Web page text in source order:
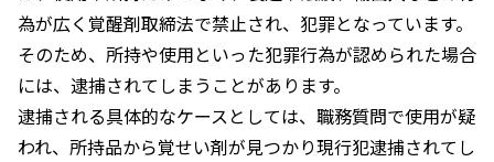
為が広く覚醒剤取締法で禁止され、犯罪となっています。
そのため、所持や使用といった犯罪行為が認められた場合
には、逮捕されてしまうことがあります。
逮捕される具体的なケースとしては、職務質問で使用が疑
われ、所持品から覚せい剤が見つかり現行犯逮捕されてし